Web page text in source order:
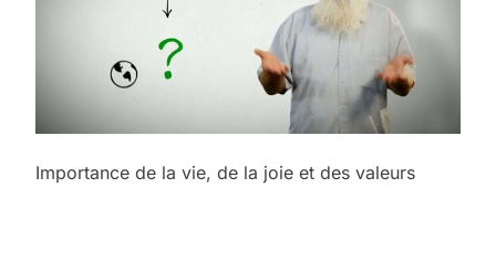
Importance de la vie, de la joie et des valeurs